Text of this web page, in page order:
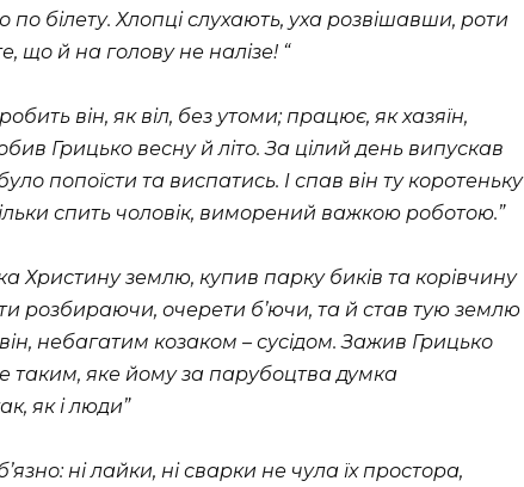
білету. Хлопці слухають, уха розвішавши, роти
що й на голову не налізе! “
він, як віл, без утоми; працює, як хазяїн,
Грицько весну й літо. За цілий день випускав
попоїсти та виспатись. І спав він ту коротеньку
спить чоловік, виморений важкою роботою.”
Христину землю, купив парку биків та корівчину
розбираючи, очерети б’ючи, та й став тую землю
небагатим козаком – сусідом. Зажив Грицько
таким, яке йому за парубоцтва думка
як і люди”
ні лайки, ні сварки не чула їх простора,